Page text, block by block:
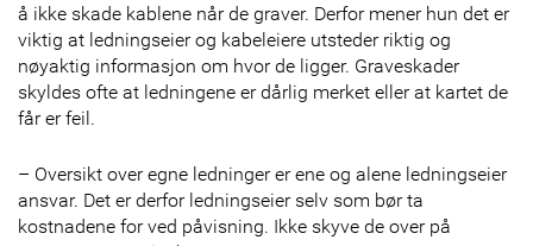
å ikke skade kablene når de graver. Derfor mener hun det er
viktig at ledningseier og kabeleiere utsteder riktig og
nøyaktig informasjon om hvor de ligger. Graveskader
skyldes ofte at ledningene er dårlig merket eller at kartet de
får er feil.
– Oversikt over egne ledninger er ene og alene ledningseier
ansvar. Det er derfor ledningseier selv som bør ta
kostnadene for ved påvisning. Ikke skyve de over på